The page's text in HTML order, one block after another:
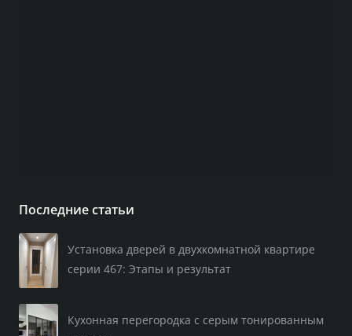
Последние статьи
Установка дверей в двухкомнатной квартире
серии 467: Этапы и результат
Кухонная перегородка с серым тонированным